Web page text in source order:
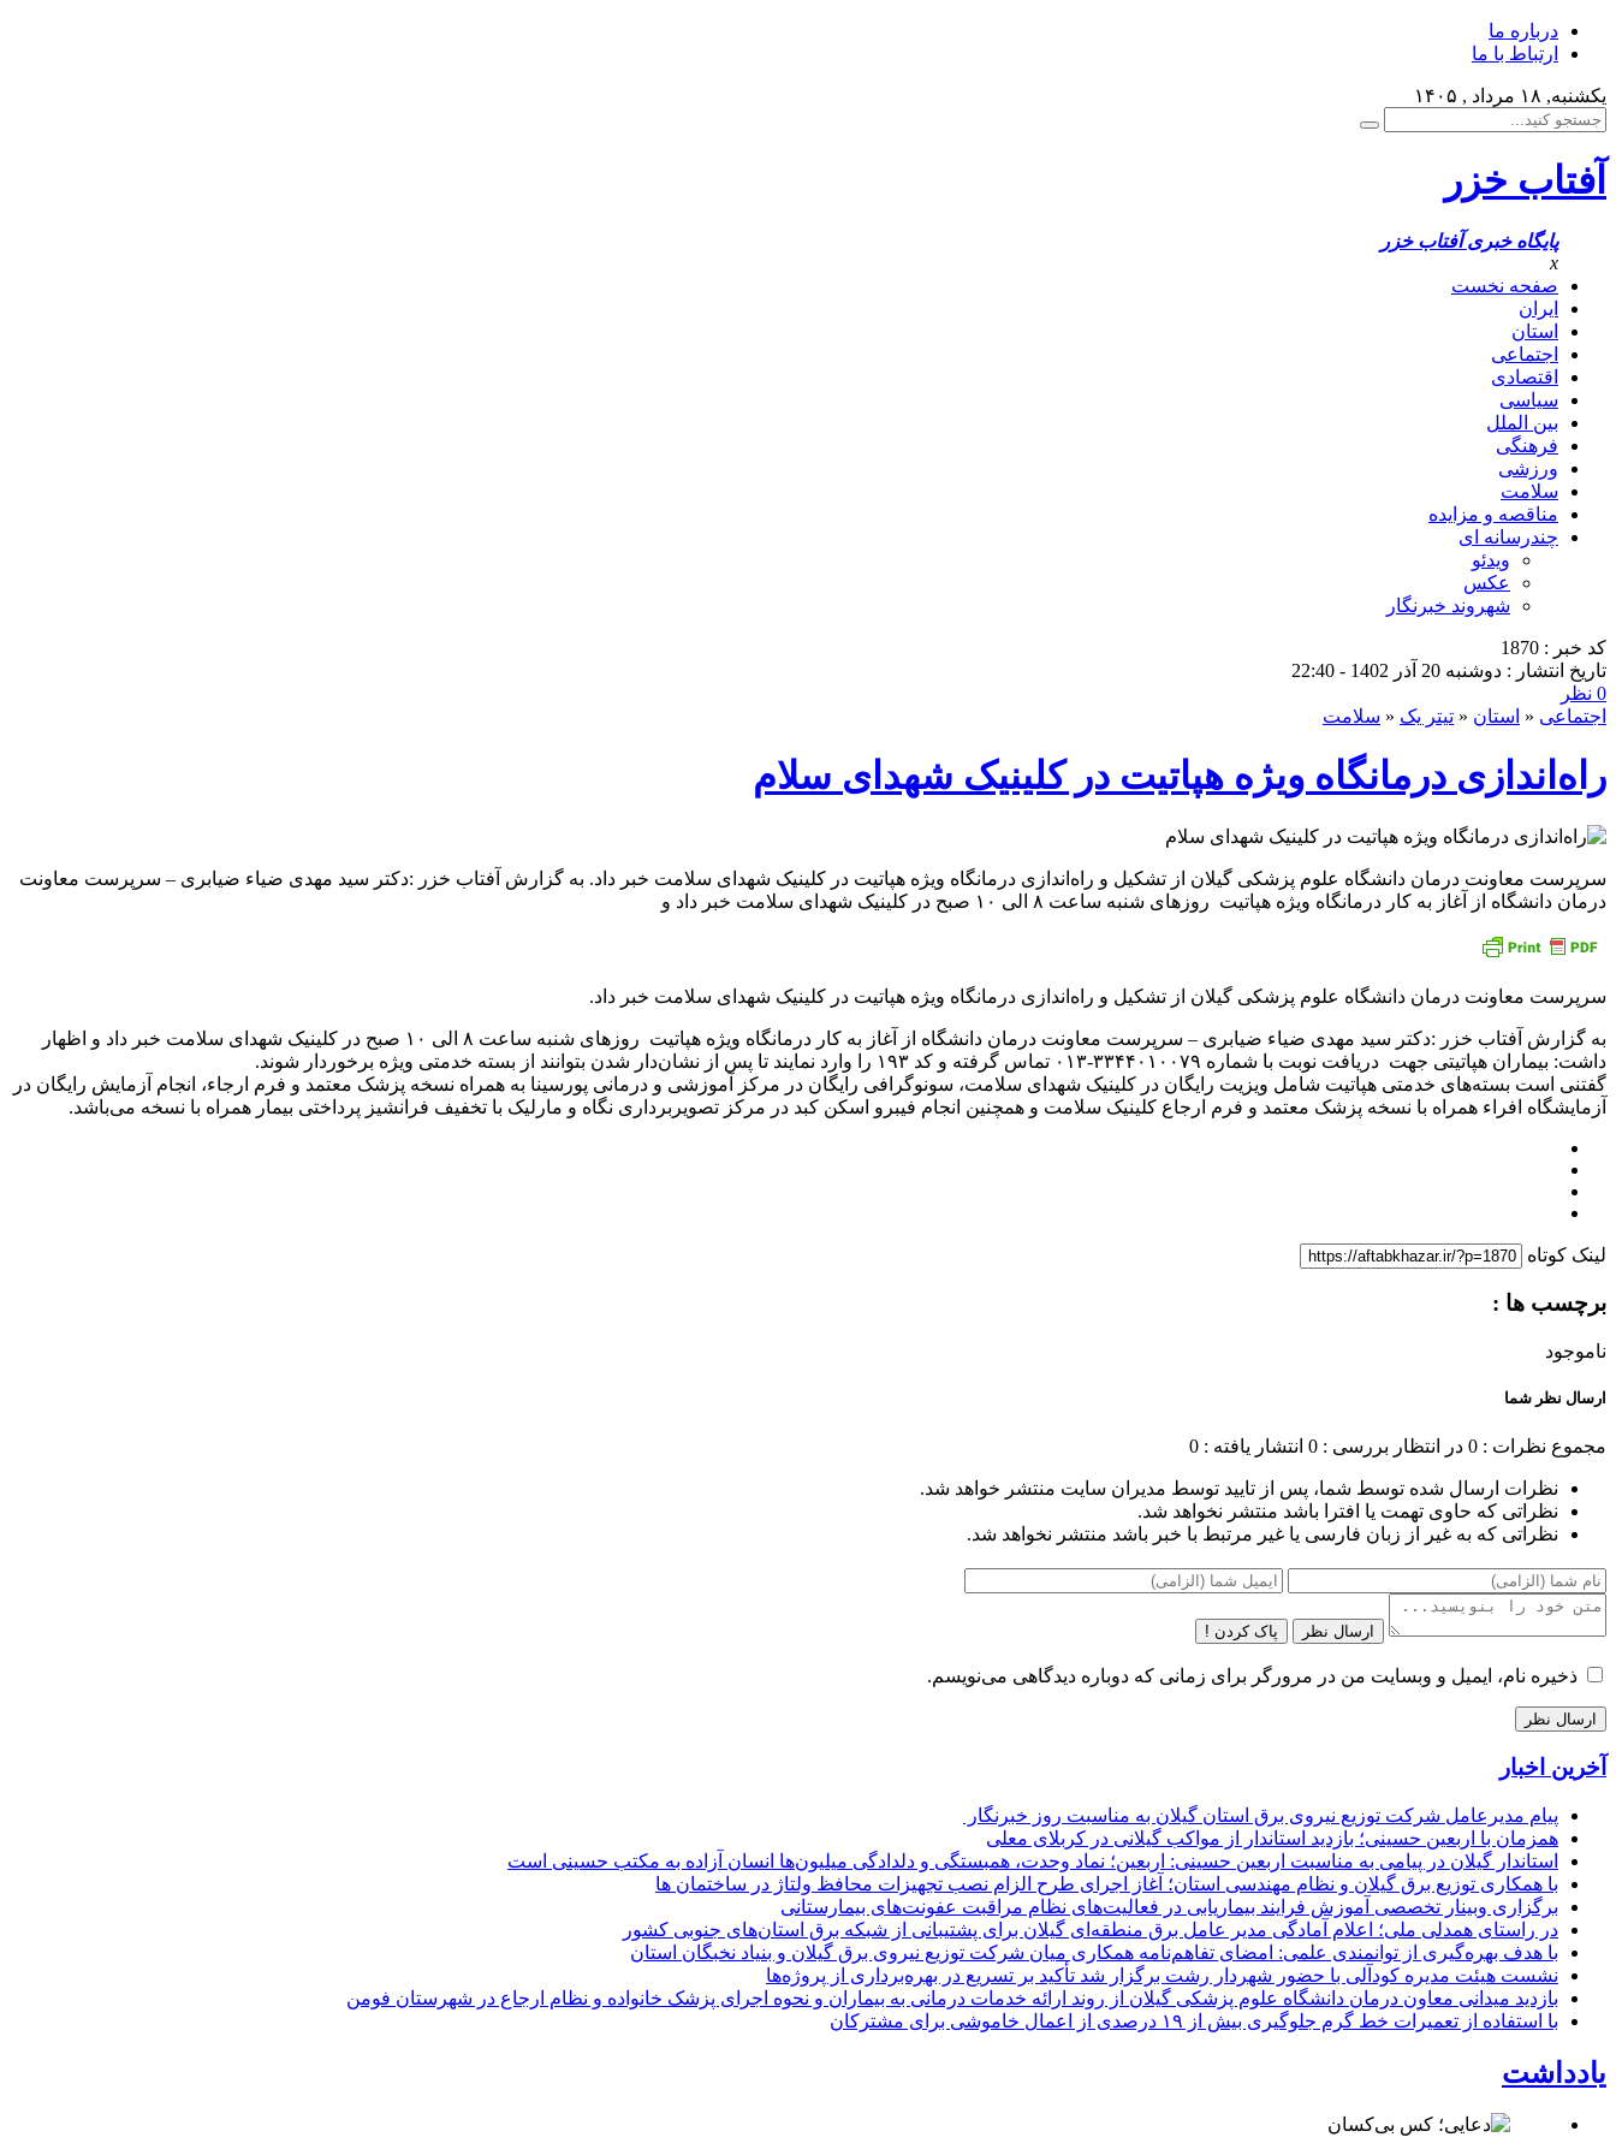
درباره ما
ارتباط با ما
یکشنبه, ۱۸ مرداد , ۱۴۰۵
آفتاب خزر
پایگاه خبری آفتاب خزر
x
صفحه نخست
ایران
استان
اجتماعی
اقتصادی
سیاسی
بین الملل
فرهنگی
ورزشی
سلامت
مناقصه و مزایده
چندرسانه ای
ویدئو
عکس
شهروند خبرنگار
کد خبر : 1870
تاریخ انتشار : دوشنبه 20 آذر 1402 - 22:40
0 نظر
اجتماعی « استان « تیتر یک « سلامت
راه‌اندازی درمانگاه ویژه هپاتیت در کلینیک شهدای سلام
سرپرست معاونت درمان دانشگاه علوم پزشکی گیلان از تشکیل و راه‌اندازی درمانگاه ویژه هپاتیت در کلینیک شهدای سلامت خبر داد. به گزارش آفتاب خزر :دکتر سید مهدی ضیاء ضیابری – سرپرست معاونت
درمان دانشگاه از آغاز به کار درمانگاه ویژه هپاتیت روزهای شنبه ساعت ۸ الی ۱۰ صبح در کلینیک شهدای سلامت خبر داد و
سرپرست معاونت درمان دانشگاه علوم پزشکی گیلان از تشکیل و راه‌اندازی درمانگاه ویژه هپاتیت در کلینیک شهدای سلامت خبر داد.
به گزارش آفتاب خزر :دکتر سید مهدی ضیاء ضیابری – سرپرست معاونت درمان دانشگاه از آغاز به کار درمانگاه ویژه هپاتیت روزهای شنبه ساعت ۸ الی ۱۰ صبح در کلینیک شهدای سلامت خبر داد و اظهار
داشت: بیماران هپاتیتی جهت دریافت نوبت با شماره ۳۳۴۴۰۱۰۰۷۹-۰۱۳ تماس گرفته و کد ۱۹۳ را وارد نمایند تا پس از نشان‌دار شدن بتوانند از بسته خدمتی ویژه برخوردار شوند.
گفتنی است بسته‌های خدمتی هپاتیت شامل ویزیت رایگان در کلینیک شهدای سلامت، سونوگرافی رایگان در مرکز آموزشی و درمانی پورسینا به همراه نسخه پزشک معتمد و فرم ارجاء، انجام آزمایش رایگان در
آزمایشگاه افراء همراه با نسخه پزشک معتمد و فرم ارجاع کلینیک سلامت و همچنین انجام فیبرو اسکن کبد در مرکز تصویربرداری نگاه و مارلیک با تخفیف فرانشیز پرداختی بیمار همراه با نسخه می‌باشد.
لینک کوتاه
برچسب ها :
ناموجود
ارسال نظر شما
مجموع نظرات : 0 در انتظار بررسی : 0 انتشار یافته : 0
نظرات ارسال شده توسط شما، پس از تایید توسط مدیران سایت منتشر خواهد شد.
نظراتی که حاوی تهمت یا افترا باشد منتشر نخواهد شد.
نظراتی که به غیر از زبان فارسی یا غیر مرتبط با خبر باشد منتشر نخواهد شد.
ارسال نظر پاک کردن !
ذخیره نام، ایمیل و وبسایت من در مرورگر برای زمانی که دوباره دیدگاهی می‌نویسم.
آخرین اخبار
پیام مدیرعامل شركت توزیع نیروی برق استان گیلان به مناسبت روز خبرنگار ‌
همزمان با اربعین حسینی؛ بازدید استاندار از مواکب گیلانی در کربلای معلی
استاندار گیلان در پیامی به مناسبت اربعین حسینی: اربعین؛ نماد وحدت، همبستگی و دلدادگی میلیون‌ها انسان آزاده به مکتب حسینی است
با همکاری توزیع برق گیلان و نظام مهندسی استان؛ آغاز اجرای طرح الزام نصب تجهیزات محافظ ولتاژ در ساختمان ها
برگزاری وبینار تخصصی آموزش فرایند بیماریابی در فعالیت‌های نظام مراقبت عفونت‌های بیمارستانی
در راستای همدلی ملی؛ اعلام آمادگی مدیر عامل برق منطقه‌ای گیلان برای پشتیبانی از شبكه برق استان‌های جنوبی كشور
با هدف بهره‌گیری از توانمندی علمی: امضای تفاهم‌نامه همكاری میان شركت توزیع نیروی برق گیلان و بنیاد نخبگان استان
نشست هیئت مدیره کودآلی با حضور شهردار رشت برگزار شد تأکید بر تسریع در بهره‌برداری از پروژه‌ها
بازدید میدانی معاون درمان دانشگاه علوم پزشکی گیلان از روند ارائه خدمات درمانی به بیماران و نحوه اجرای پزشک خانواده و نظام ارجاع در شهرستان فومن
با استفاده از تعمیرات خط گرم جلوگیری بیش از ۱۹ درصدی از اعمال خاموشی برای مشتركان
یادداشت